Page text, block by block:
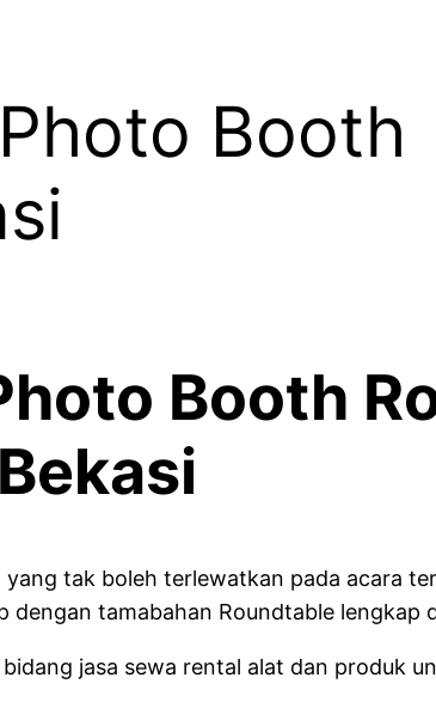
Booth
Booth
tak boleh terlewatkan pada acara
tamabahan Roundtable lengkap
jasa sewa rental alat dan produk